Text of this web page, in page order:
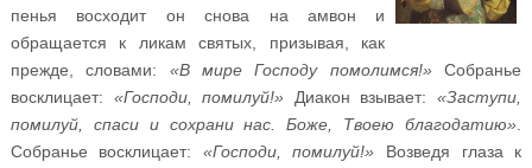
пенья восходит он снова на амвон и
обращается к ликам святых, призывая, как
прежде, словами: «В мире Господу помолимся!» Собранье
восклицает: «Господи, помилуй!» Диакон взывает:«Заступи,
помилуй, спаси и сохрани нас. Боже, Твоею благодатию»
Собранье восклицает: «Господи, помилуй!» Возведя глаза к